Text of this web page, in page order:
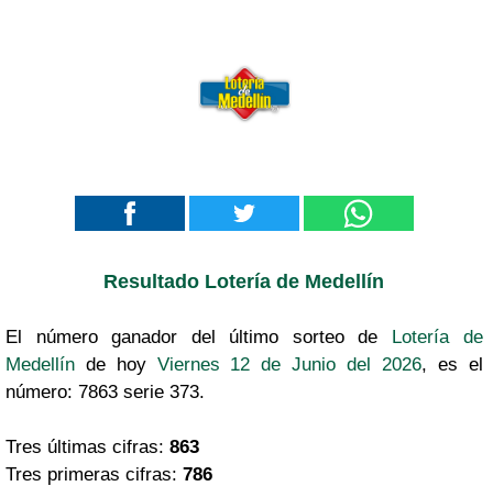
Resultado Lotería de Medellín
El número ganador del último sorteo de Lotería de
Medellín de hoy Viernes 12 de Junio del 2026, es el
número: 7863 serie 373.
Tres últimas cifras: 863
Tres primeras cifras: 786